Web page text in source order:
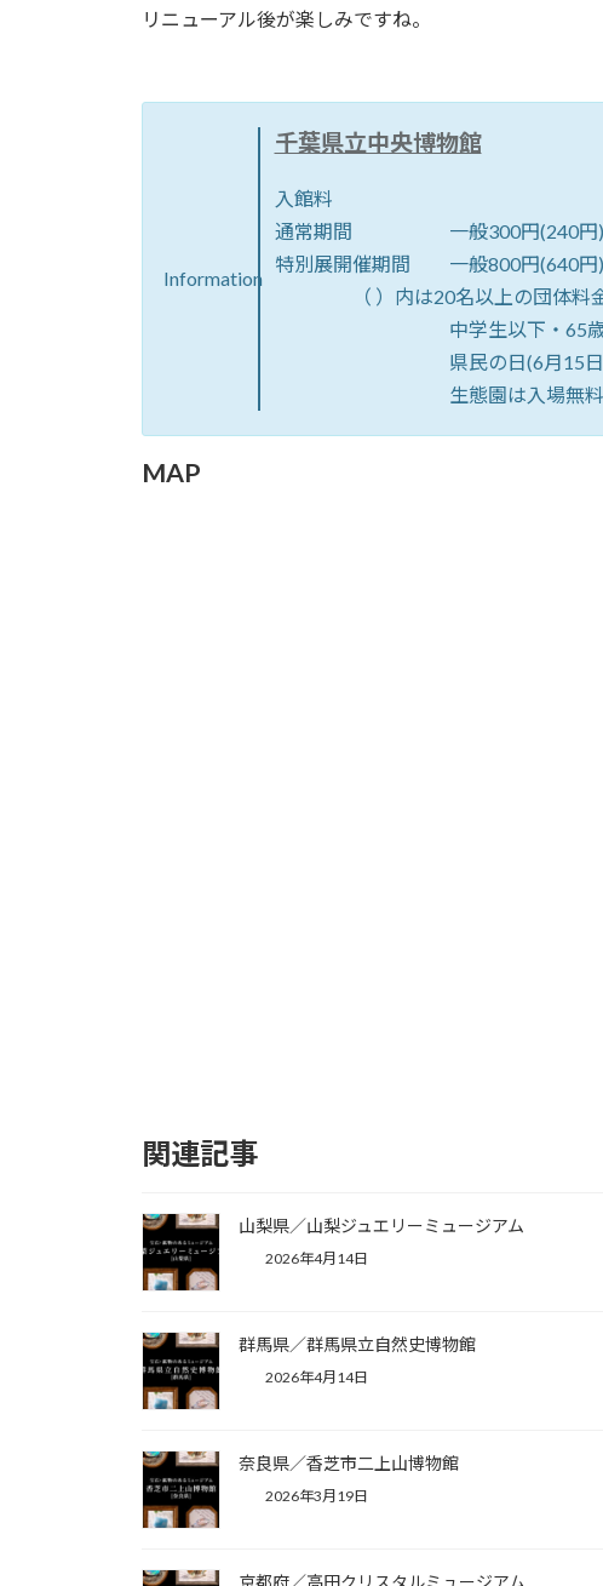
リニューアル後が楽しみですね。
Information
千葉県立中央博物館
入館料
通常期間 一般300円(240円)
特別展開催期間 一般800円(640
（ ）内は20名以上の団体料
中学生以下・65歳以上・
県民の日(6月15日)・文化
生態園は入場無料
MAP
関連記事
山梨県／山梨ジュエリーミュージアム
2026年4月14日
群馬県／群馬県立自然史博物館
2026年4月14日
奈良県／香芝市二上山博物館
2026年3月19日
京都府／高田クリスタルミュージアム